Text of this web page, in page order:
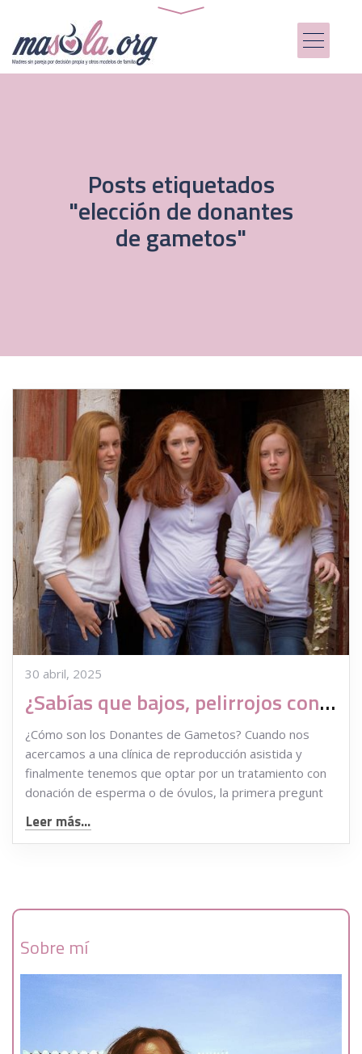
Posts etiquetados
"elección de donantes
de gametos"
Sobre mí
30 abril, 2025
¿Sabías que bajos, pelirrojos con exceso de peso no pueden ser donantes de gametos?
¿Cómo son los Donantes de Gametos? Cuando nos
acercamos a una clínica de reproducción asistida y
finalmente tenemos que optar por un tratamiento con
donación de esperma o de óvulos, la primera pregunt
Leer más...